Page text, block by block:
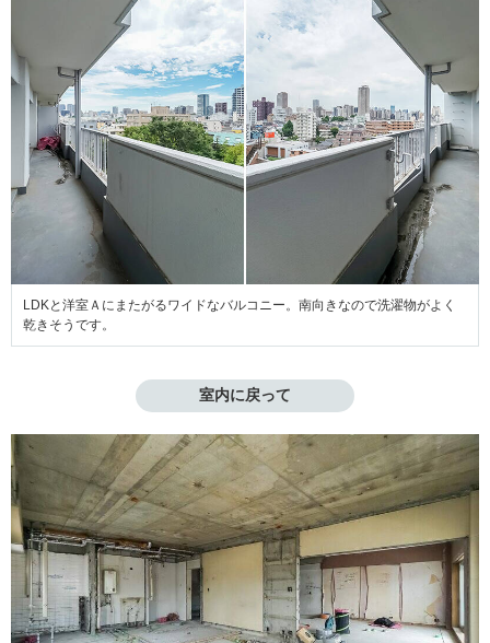
LDKと洋室Ａにまたがるワイドなバルコニー。南向きなので洗濯物がよく
乾きそうです。
室内に戻って